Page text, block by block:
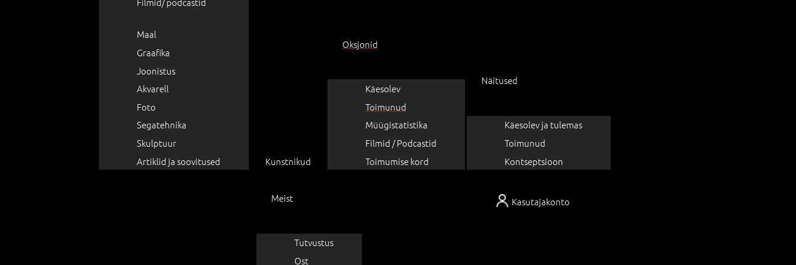
Kasutajakonto
Maal
Graafika
Joonistus
Akvarell
Foto
Segatehnika
Skulptuur
Artiklid ja soovitused
Kunstnikud
Oksjonid
Käesolev
Toimunud
Müügistatistika
Filmid / Podcastid
Toimumise kord
Näitused
Käesolev ja tulemas
Toimunud
Kontseptsioon
Meist
Tutvustus
Ost